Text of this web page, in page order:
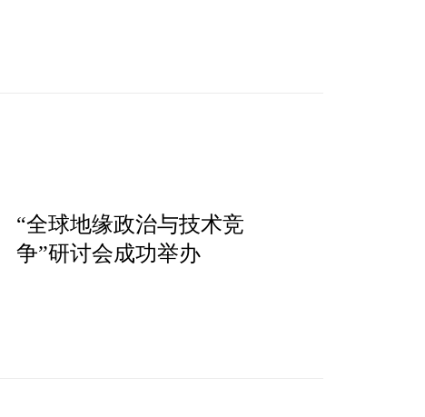
“全球地缘政治与技术竞
争”研讨会成功举办